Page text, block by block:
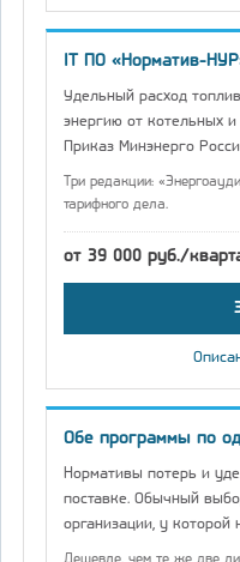
IT ПО «Норматив-
Удельный расход
энергию от котельных
Приказ Минэнерго
Три редакции:
тарифного дела.
от 39 000 руб./
Обе программы по
Нормативы потерь и
поставке. Обычный
организации, у которой